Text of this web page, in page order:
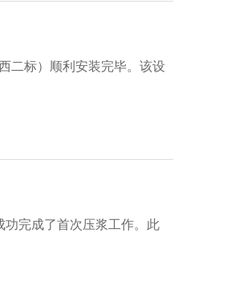
二标）顺利安装完毕。该设
完成了首次压浆工作。此